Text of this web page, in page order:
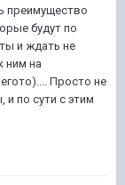
преимущество
будут по
и ждать не
ним на
Просто не
и по сути с этим